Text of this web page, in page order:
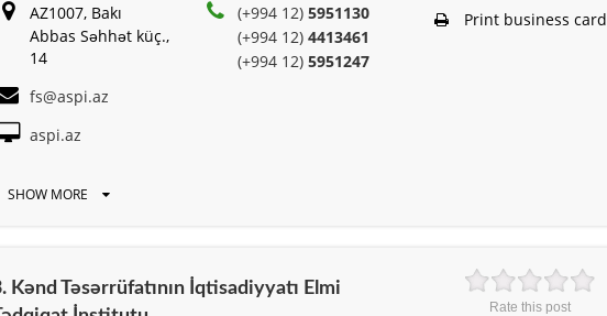
AZ1007, Bakı
Abbas Səhhət küç.,
14
(+994 12)5951130
(+994 12)4413461
(+994 12)5951247
fs@aspi.az
aspi.az
SHOW MORE
Print business card
Kənd Təsərrüfatının İqtisadiyyatı Elmi
Rate this post